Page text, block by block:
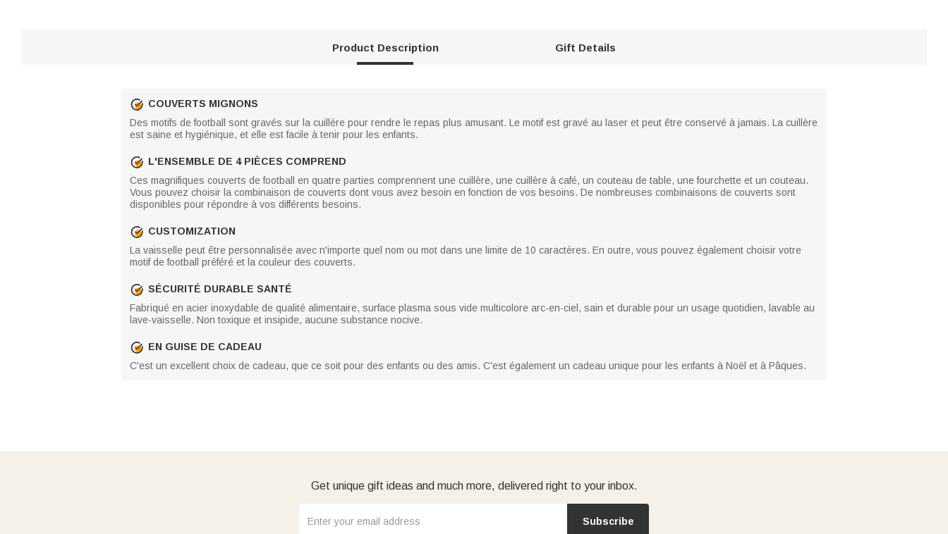
Product Description Gift Details
COUVERTS MIGNONS
Des motifs de football sont gravés sur la cuillère pour rendre le repas plus amusant. Le motif est gravé au laser et peut être conservé à jamais. La cuillère
est saine et hygiénique, et elle est facile à tenir pour les enfants.
L'ENSEMBLE DE 4 PIÈCES COMPREND
Ces magnifiques couverts de football en quatre parties comprennent une cuillère, une cuillère à café, un couteau de table, une fourchette et un couteau.
Vous pouvez choisir la combinaison de couverts dont vous avez besoin en fonction de vos besoins. De nombreuses combinaisons de couverts sont
disponibles pour répondre à vos différents besoins.
CUSTOMIZATION
La vaisselle peut être personnalisée avec n'importe quel nom ou mot dans une limite de 10 caractères. En outre, vous pouvez également choisir votre
motif de football préféré et la couleur des couverts.
SÉCURITÉ DURABLE SANTÉ
Fabriqué en acier inoxydable de qualité alimentaire, surface plasma sous vide multicolore arc-en-ciel, sain et durable pour un usage quotidien, lavable au
lave-vaisselle. Non toxique et insipide, aucune substance nocive.
EN GUISE DE CADEAU
C'est un excellent choix de cadeau, que ce soit pour des enfants ou des amis. C'est également un cadeau unique pour les enfants à Noël et à Pâques.
Get unique gift ideas and much more, delivered right to your inbox.
Subscribe